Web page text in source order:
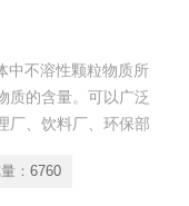
中不溶性颗粒物质所
质的含量。可以广泛
厂、饮料厂、环保部
： 6760